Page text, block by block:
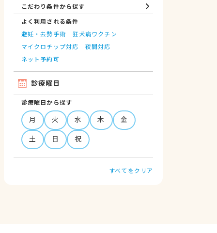
こだわり条件から探す
よく利用される条件
避妊・去勢手術
狂犬病ワクチン
マイクロチップ対応
夜間対応
ネット予約可
診療曜日
診療曜日から探す
月 火 水 木
金
土
日 祝
すべてをクリア